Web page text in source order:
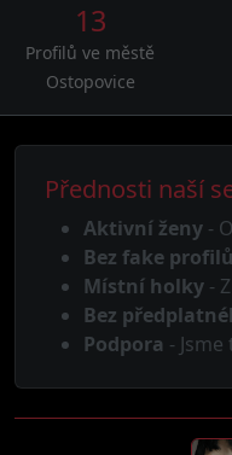
13
Profilů ve městě
Ostopovice
Přednosti naší
Aktivní ženy -
Bez fake profilů
Místní holky -
Bez
Podpora -